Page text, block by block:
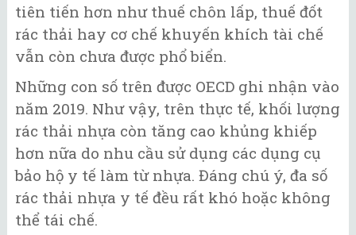
tiên tiến hơn như thuế chôn lấp, thuế đốt
rác thải hay cơ chế khuyến khích tài chế
vẫn còn chưa được phổ biển.
Những con số trên được OECD ghi nhận vào
năm 2019. Như vậy, trên thực tế, khối lượng
rác thải nhựa còn tăng cao khủng khiếp
hơn nữa do nhu cầu sử dụng các dụng cụ
bảo hộ y tế làm từ nhựa. Đáng chú ý, đa số
rác thải nhựa y tế đều rất khó hoặc không
thể tái chế.